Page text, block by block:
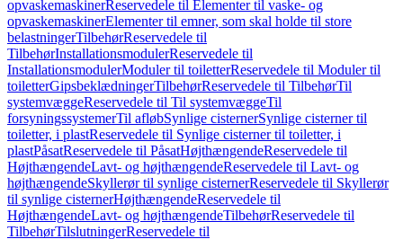
opvaskemaskinerReservedele til Elementer til vaske- og
opvaskemaskinerElementer til emner, som skal holde til store
belastningerTilbehørReservedele til
TilbehørInstallationsmodulerReservedele til
InstallationsmodulerModuler til toiletterReservedele til Moduler til
toiletterGipsbeklædningerTilbehørReservedele til TilbehørTil
systemvæggeReservedele til Til systemvæggeTil
forsyningssystemerTil afløbSynlige cisternerSynlige cisterner til
toiletter, i plastReservedele til Synlige cisterner til toiletter, i
plastPåsatReservedele til PåsatHøjthængendeReservedele til
HøjthængendeLavt- og højthængendeReservedele til Lavt- og
højthængendeSkyllerør til synlige cisternerReservedele til Skyllerør
til synlige cisternerHøjthængendeReservedele til
HøjthængendeLavt- og højthængendeTilbehørReservedele til
TilbehørTilslutningerReservedele til